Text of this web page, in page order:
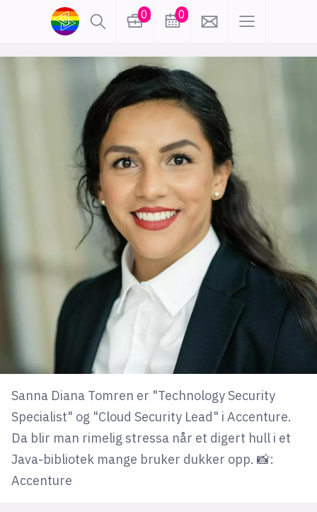
0 0
Sanna Diana Tomren er "Technology Security
Specialist" og "Cloud Security Lead" i Accenture.
Da blir man rimelig stressa når et digert hull i et
Java-bibliotek mange bruker dukker opp. 📸:
Accenture
lønn
karriere
meninger
utdanning sikkerhet
kontor
frontend
backend
apputvikling
devops
IoT
design
tilgjengelighet
ukas koder
inn/ut
hobby
lys modus
mørk modus
nyhetsbrev
kode24-klubben
LinkedIn